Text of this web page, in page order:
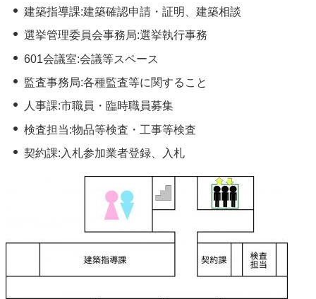
建築指導課:建築確認申請・証明、建築相談
選挙管理委員会事務局:選挙執行事務
601会議室:会議等スペース
監査事務局:各種監査等に関すること
人事課:市職員・臨時職員募集
検査担当:物品等検査・工事等検査
契約課:入札参加業者登録、入札